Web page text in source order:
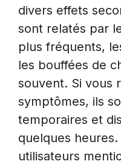
divers effets
sont relatés par
plus fréquents,
les bouffées de
souvent. Si vous
symptômes, ils
temporaires et
quelques
utilisateurs